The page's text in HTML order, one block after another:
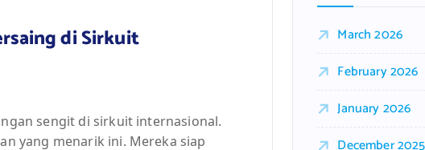
di Sirkuit
sengit di sirkuit internasional.
yang menarik ini. Mereka siap
March 2026
February 2026
January 2026
December 2025